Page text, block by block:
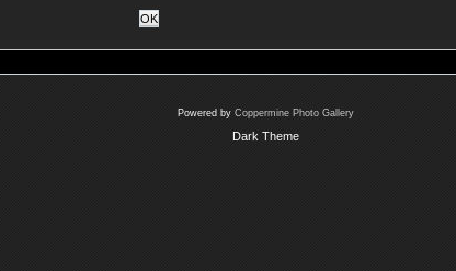
OK
Powered by Coppermine Photo Gallery
Dark Theme